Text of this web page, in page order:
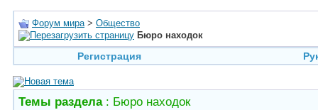
Форум мира > Общество
Бюро находок
Регистрация
Темы раздела: Бюро находок